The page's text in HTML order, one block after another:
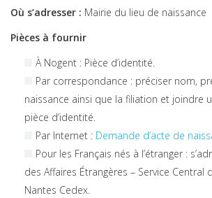
Où s’adresser : Mairie du lieu de naissance
Pièces à fournir
À Nogent : Pièce d’identité.
Par correspondance : préciser nom,
naissance ainsi que la filiation et joindre
pièce d’identité.
Par Internet : Demande d’acte de
Pour les Français nés à l’étranger :
des Affaires Étrangères – Service Central
Nantes Cedex.